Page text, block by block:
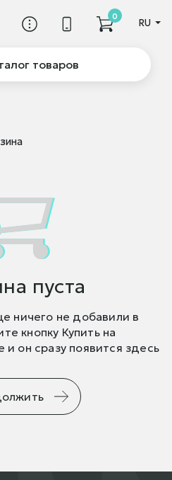
0
RU
товаров
пуста
ничего не добавили в
кнопку Купить на
он сразу появится здесь